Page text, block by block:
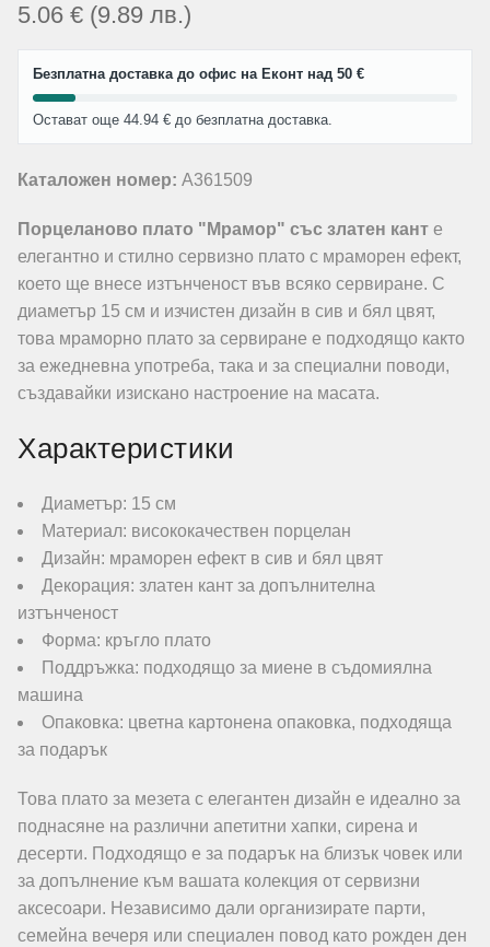
5.06 € (9.89 лв.)
Безплатна доставка до офис на Еконт над 50 €
Остават още 44.94 € до безплатна доставка.
Каталожен номер: A361509
Порцеланово плато "Мрамор" със златен кант е
елегантно и стилно сервизно плато с мраморен ефект,
което ще внесе изтънченост във всяко сервиране. С
диаметър 15 см и изчистен дизайн в сив и бял цвят,
това мраморно плато за сервиране е подходящо както
за ежедневна употреба, така и за специални поводи,
създавайки изискано настроение на масата.
Характеристики
Диаметър: 15 см
Материал: висококачествен порцелан
Дизайн: мраморен ефект в сив и бял цвят
Декорация: златен кант за допълнителна
изтънченост
Форма: кръгло плато
Поддръжка: подходящо за миене в съдомиялна
машина
Опаковка: цветна картонена опаковка, подходяща
за подарък
Това плато за мезета с елегантен дизайн е идеално за
поднасяне на различни апетитни хапки, сирена и
десерти. Подходящо е за подарък на близък човек или
за допълнение към вашата колекция от сервизни
аксесоари. Независимо дали организирате парти,
семейна вечеря или специален повод като рожден ден